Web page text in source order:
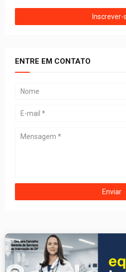
ENTRE EM CONTATO